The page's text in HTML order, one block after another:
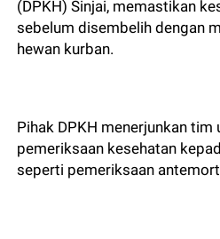
(DPKH) Sinjai, memastikan
sebelum disembelih dengan
hewan kurban.
Pihak DPKH menerjunkan tim
pemeriksaan kesehatan
seperti pemeriksaan